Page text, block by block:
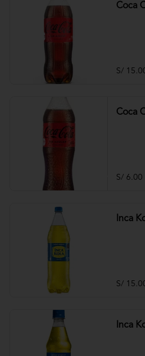
Coca
S/
Coca
S/ 6.00
Inca
S/
Inca